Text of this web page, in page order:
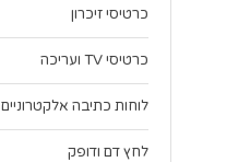
כרטיסי זיכרון
כרטיסי TV ועריכה
לוחות כתיבה אלקטרוניים
לחץ דם ודופק